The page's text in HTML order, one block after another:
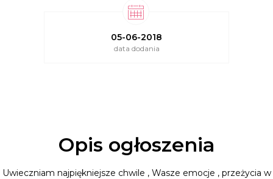
05-06-2018
data dodania
Opis ogłoszenia
Uwieczniam najpiękniejsze chwile , Wasze emocje , przeżycia w